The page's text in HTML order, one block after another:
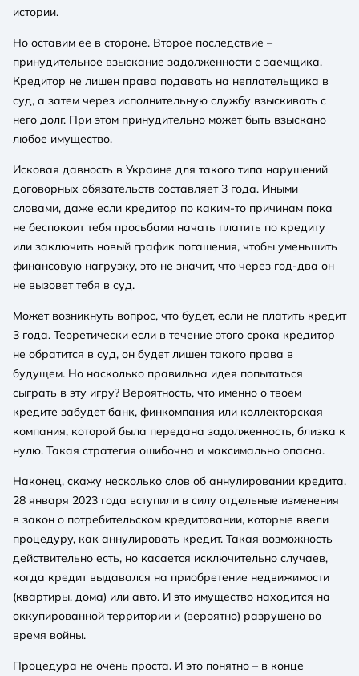
истории.
Но оставим ее в стороне. Второе последствие –
принудительное взыскание задолженности с заемщика.
Кредитор не лишен права подавать на неплательщика в
суд, а затем через исполнительную службу взыскивать с
него долг. При этом принудительно может быть взыскано
любое имущество.
Исковая давность в Украине для такого типа нарушений
договорных обязательств составляет 3 года. Иными
словами, даже если кредитор по каким-то причинам пока
не беспокоит тебя просьбами начать платить по кредиту
или заключить новый график погашения, чтобы уменьшить
финансовую нагрузку, это не значит, что через год-два он
не вызовет тебя в суд.
Может возникнуть вопрос, что будет, если не платить кредит
3 года. Теоретически если в течение этого срока кредитор
не обратится в суд, он будет лишен такого права в
будущем. Но насколько правильна идея попытаться
сыграть в эту игру? Вероятность, что именно о твоем
кредите забудет банк, финкомпания или коллекторская
компания, которой была передана задолженность, близка к
нулю. Такая стратегия ошибочна и максимально опасна.
Наконец, скажу несколько слов об аннулировании кредита.
28 января 2023 года вступили в силу отдельные изменения
в закон о потребительском кредитовании, которые ввели
процедуру, как аннулировать кредит. Такая возможность
действительно есть, но касается исключительно случаев,
когда кредит выдавался на приобретение недвижимости
(квартиры, дома) или авто. И это имущество находится на
оккупированной территории и (вероятно) разрушено во
время войны.
Процедура не очень проста. И это понятно – в конце